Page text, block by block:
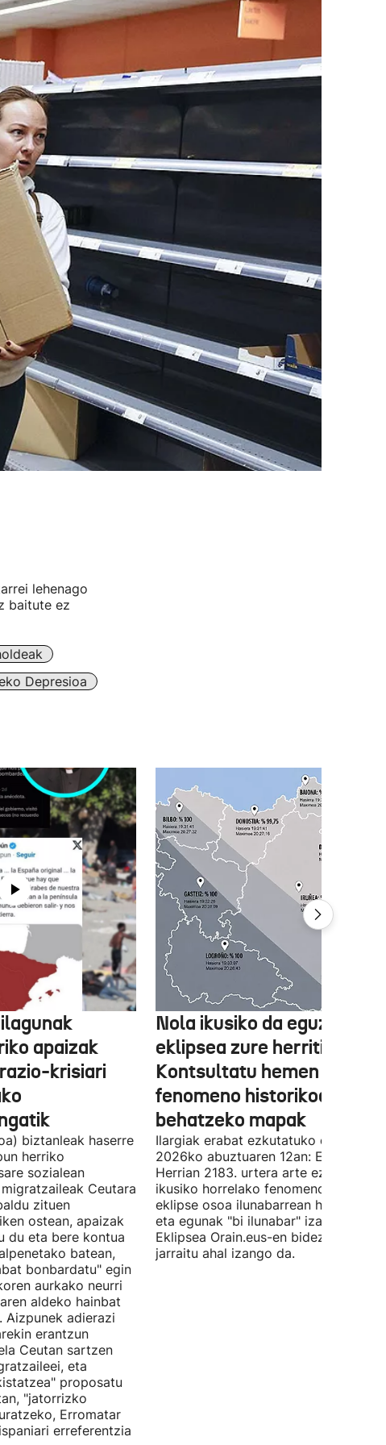
lehenago
baitute ez
Depresioa
apaizak
krisiari
biztanleak haserre
herriko
sozialean
Ceutara
zituen
ostean, apaizak
du eta bere kontua
batean,
bonbardatu" egin
aurkako neurri
aldeko hainbat
Aizpunek adierazi
erantzun
Ceutan sartzen
eta
proposatu
"jatorrizko
Erromatar
erreferentzia
Nola ikusiko da eguzki-
eklipsea zure herritik?
Kontsultatu hemen
fenomeno historikoari
behatzeko mapak
Ilargiak erabat ezkutatuko du
2026ko abuztuaren 12an: Euskal
Herrian 2183. urtera arte ez da
ikusiko horrelako fenomenorik.
eklipse osoa ilunabarrean hasiko da,
eta egunak "bi ilunabar" izango ditu.
Eklipsea Orain.eus-en bidez zuzenean
jarraitu ahal izango da.